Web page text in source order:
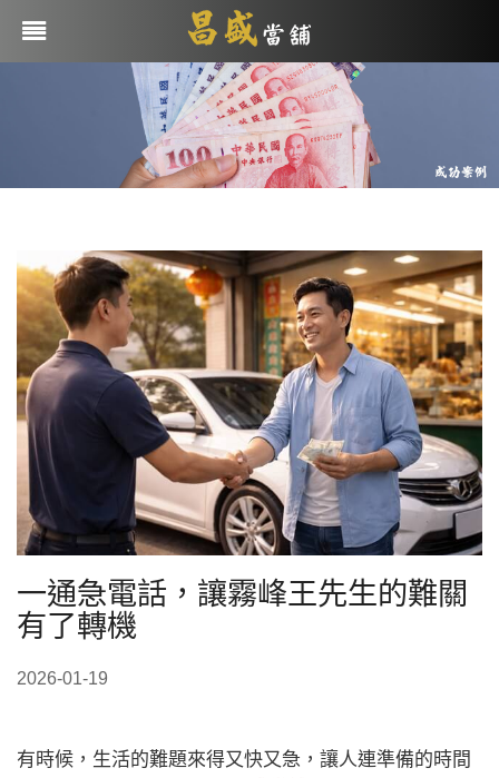
一通急電話，讓霧峰王先生的難關
有了轉機
2026-01-19
有時候，生活的難題來得又快又急，讓人連準備的時間